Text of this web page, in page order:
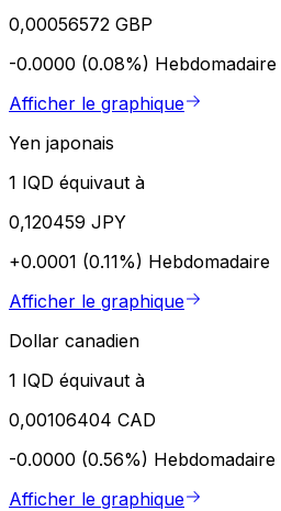
0,00056572 GBP
-0.0000 (0.08%) Hebdomadaire
Afficher le graphique
Yen japonais
1 IQD équivaut à
0,120459 JPY
+0.0001 (0.11%) Hebdomadaire
Afficher le graphique
Dollar canadien
1 IQD équivaut à
0,00106404 CAD
-0.0000 (0.56%) Hebdomadaire
Afficher le graphique